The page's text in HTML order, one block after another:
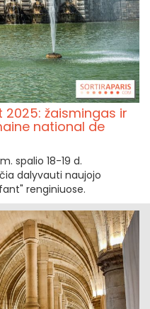
2025: žaismingas ir
national de
spalio 18-19 d.
dalyvauti naujojo
renginiuose.